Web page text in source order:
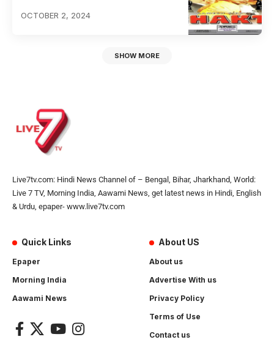
OCTOBER 2, 2024
SHOW MORE
Live7tv.com: Hindi News Channel of – Bengal, Bihar, Jharkhand, World:
Live 7 TV, Morning India, Aawami News, get latest news in Hindi, English
& Urdu, epaper- www.live7tv.com
Quick Links
Epaper
Morning India
Aawami News
About US
About us
Advertise With us
Privacy Policy
Terms of Use
Contact us